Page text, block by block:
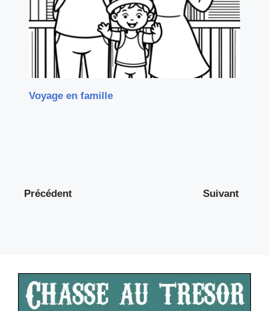
Voyage en famille
Précédent Suivant